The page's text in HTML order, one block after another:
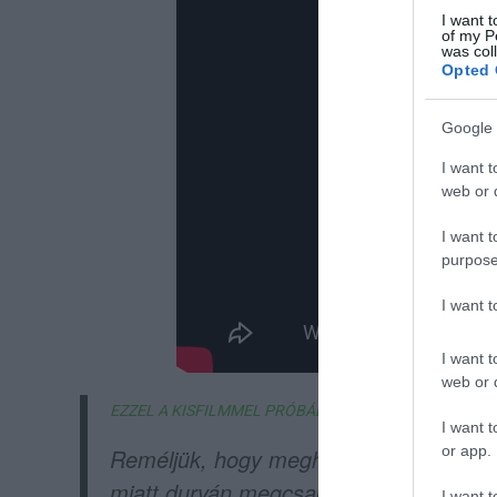
I want
of my
was
Opted
Google
I want
web or
I want
I want
I want
web or
I want
or app.
EZZEL A KISFILMMEL PRÓBÁLJUK EGERBE
Reméljük, hogy meghozza a kedvüket.